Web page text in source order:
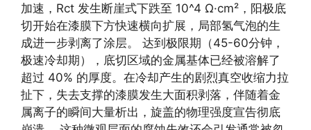
加速，Rct 发生断崖式下跌至 10^4 Ω·cm²，阳极底
切开始在漆膜下方快速横向扩展，局部氢气泡的生
成进一步剥离了涂层。 达到极限期（45-60分钟，
极速冷却期），底切区域的金属基体已经被溶解了
超过 40% 的厚度。在冷却产生的剧烈真空收缩力拉
扯下，失去支撑的漆膜发生大面积剥落，伴随着金
属离子的瞬间大量析出，旋盖的物理强度宣告彻底